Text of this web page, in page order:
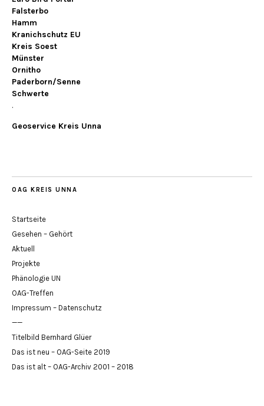
Falsterbo
Hamm
Kranichschutz EU
Kreis Soest
Münster
Ornitho
Paderborn/Senne
Schwerte
.
Geoservice Kreis Unna
OAG KREIS UNNA
Startseite
Gesehen – Gehört
Aktuell
Projekte
Phänologie UN
OAG-Treffen
Impressum – Datenschutz
——
Titelbild Bernhard Glüer
Das ist neu – OAG-Seite 2019
Das ist alt – OAG-Archiv 2001 – 2018